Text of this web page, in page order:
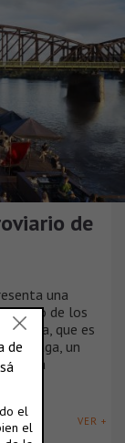
de
una
uno de los
Praga, que es
Praga, un
por la
VER +